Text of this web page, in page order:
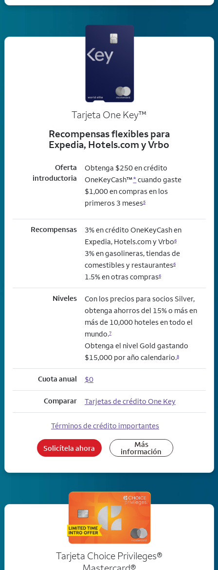
Tarjeta One Keytrademark
™
Recompensas flexibles para
Expedia, Hotels.com y Vrbo
Oferta
introductoria
Obtenga $250 en crédito
OneKeyCash™* cuando gaste
$1,000 en compras en los
primeros 3 meses5
Recompensas
3% en crédito OneKeyCash en
Expedia, Hotels.com y Vrbo6
3% en gasolineras, tiendas de
comestibles y restaurantes6
1.5% en otras compras6
Niveles
Con los precios para socios Silver,
obtenga ahorros del 15% o más en
más de 10,000 hoteles en todo el
mundo.7
Obtenga el nivel Gold gastando
$15,000 por año calendario.8
Cuota anual $0
Comparar Tarjetas de crédito One Key
Términos de crédito importantes
Solicítela ahora Más
información
Tarjeta Choice Privileges®